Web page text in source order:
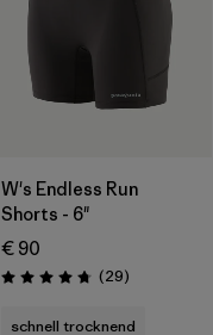
W's Endless Run
Shorts - 6"
€ 90
Bewertung: 4.8 / 5
(29Rezensionen
)
schnell trocknend